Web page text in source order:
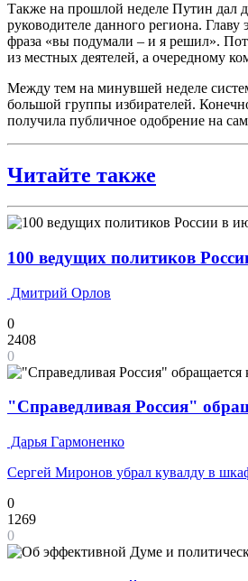
Также на прошлой неделе Путин дал
руководителе данного региона.
фраза «вы подумали – и я решил».
из местных деятелей, а очередному
Между тем на минувшей неделе
большой группы избирателей.
получила публичное одобрение на
Читайте также
100 ведущих политиков
Дмитрий Орлов
0
2408
0
"Справедливая Россия"
Дарья Гармоненко
Сергей Миронов убрал кувалду в
0
1269
0